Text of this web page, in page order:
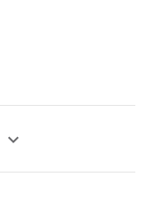
expand_more